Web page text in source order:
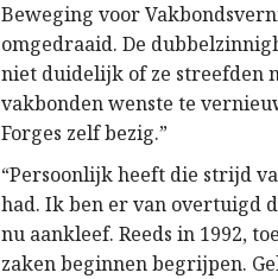
Beweging voor
omgedraaid. De
niet duidelijk of ze streefden
vakbonden wenste te
Forges zelf bezig.”
“Persoonlijk heeft die strijd
had. Ik ben er van overtuigd
nu aankleef. Reeds in 1992,
zaken beginnen begrijpen.